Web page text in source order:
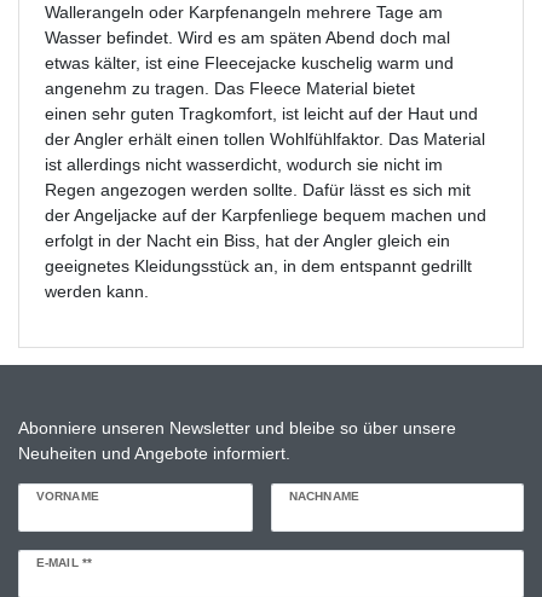
Wallerangeln oder Karpfenangeln mehrere Tage am
Wasser befindet. Wird es am späten Abend doch mal
etwas kälter, ist eine Fleecejacke kuschelig warm und
angenehm zu tragen. Das Fleece Material bietet
einen sehr guten Tragkomfort, ist leicht auf der Haut und
der Angler erhält einen tollen Wohlfühlfaktor. Das Material
ist allerdings nicht wasserdicht, wodurch sie nicht im
Regen angezogen werden sollte. Dafür lässt es sich mit
der Angeljacke auf der Karpfenliege bequem machen und
erfolgt in der Nacht ein Biss, hat der Angler gleich ein
geeignetes Kleidungsstück an, in dem entspannt gedrillt
werden kann.
Abonniere unseren Newsletter und bleibe so über unsere
Neuheiten und Angebote informiert.
VORNAME NACHNAME
E-MAIL **
Newsletter